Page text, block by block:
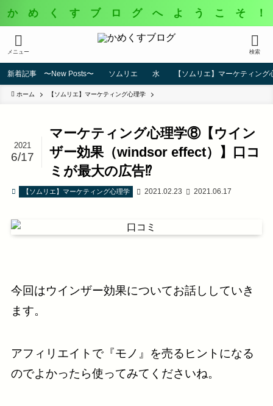
か め く す ブ ロ グ へ よ う こ そ ！
検索
メニュー
新着記事 〜New Posts〜 ソムリエ 水 【ソムリエ】マーケティング
ホーム 【ソムリエ】マーケティング心理学
マーケティング心理学⑧【ウイン
ザー効果（windsor effect）】口コ
ミが最大の広告⁉️
2021
6/17
【ソムリエ】マーケティング心理学 2021.02.23 2021.06.17
今回はウインザー効果についてお話ししていき
ます。
アフィリエイトで『モノ』を売るヒントになる
のでよかったら使ってみてくださいね。